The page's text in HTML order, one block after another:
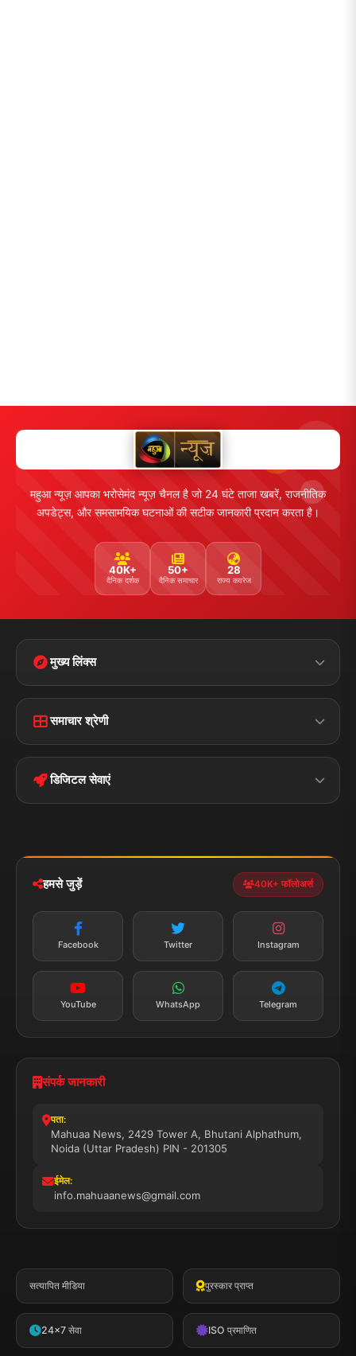
महुआ न्यूज़ आपका भरोसेमंद न्यूज़ चैनल है जो 24 घंटे ताजा खबरें, राजनीतिक
अपडेट्स, और समसामयिक घटनाओं की सटीक जानकारी प्रदान करता है।
40K+
दैनिक दर्शक
50+
दैनिक समाचार
28
राज्य कवरेज
मुख्य लिंक्स
Home Contact Us
Terms &
Conditions
Privacy Policy
समाचार श्रेणी
बिहार क्राइम
पॉलिटिकल झारखण्ड
डिजिटल सेवाएं
न्यूज़ अलर्ट
तत्काल अपडेट
सब्सक्राइब करें
हमसे जुड़ें 40K+ फॉलोअर्स
Facebook Twitter Instagram
YouTube WhatsApp Telegram
संपर्क जानकारी
पता:
Mahuaa News, 2429 Tower A, Bhutani Alphathum,
Noida (Uttar Pradesh) PIN - 201305
ईमेल:
info.mahuaanews@gmail.com
सत्यापित मीडिया पुरस्कार प्राप्त
24x7 सेवा ISO प्रमाणित